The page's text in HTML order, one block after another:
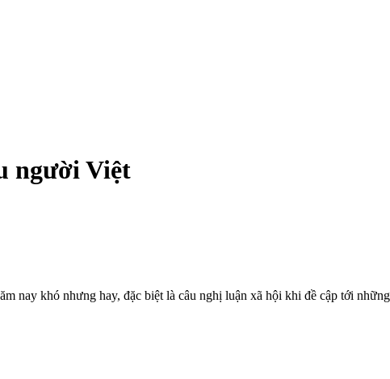
người Việt
nay khó nhưng hay, đặc biệt là câu nghị luận xã hội khi đề cập tới